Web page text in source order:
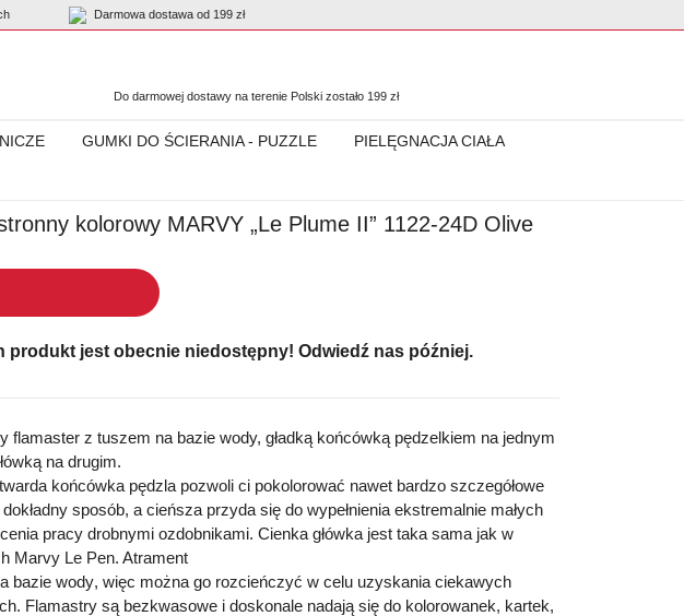
Darmowa dostawa od 199 zł
Do darmowej dostawy na terenie Polski zostało 199 zł
GUMKI DO ŚCIERANIA - PUZZLE PIELĘGNACJA CIAŁA
1szt.
kolorowy MARVY „Le Plume II” 1122-24D Olive
produkt jest obecnie niedostępny! Odwiedź nas później.
flamaster z tuszem na bazie wody, gładką końcówką pędzelkiem na jednym
na drugim.
końcówka pędzla pozwoli ci pokolorować nawet bardzo szczegółowe
sposób, a cieńsza przyda się do wypełnienia ekstremalnie małych
pracy drobnymi ozdobnikami. Cienka główka jest taka sama jak w
Marvy Le Pen. Atrament
bazie wody, więc można go rozcieńczyć w celu uzyskania ciekawych
Flamastry są bezkwasowe i doskonale nadają się do kolorowanek, kartek,